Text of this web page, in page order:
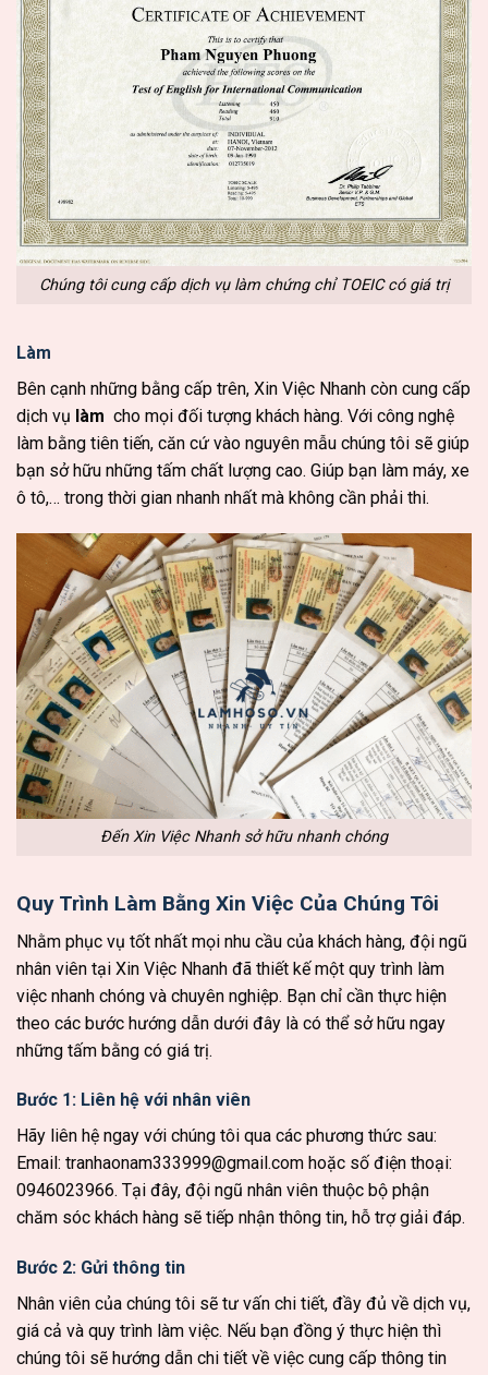
Chúng tôi cung cấp dịch vụ làm chứng chỉ TOEIC có giá trị
Làm
Bên cạnh những bằng cấp trên, Xin Việc Nhanh còn cung cấp
dịch vụ làm cho mọi đối tượng khách hàng. Với công nghệ
làm bằng tiên tiến, căn cứ vào nguyên mẫu chúng tôi sẽ giúp
bạn sở hữu những tấm chất lượng cao. Giúp bạn làm máy, xe
ô tô,… trong thời gian nhanh nhất mà không cần phải thi.
Đến Xin Việc Nhanh sở hữu nhanh chóng
Quy Trình Làm Bằng Xin Việc Của Chúng Tôi
Nhằm phục vụ tốt nhất mọi nhu cầu của khách hàng, đội ngũ
nhân viên tại Xin Việc Nhanh đã thiết kế một quy trình làm
việc nhanh chóng và chuyên nghiệp. Bạn chỉ cần thực hiện
theo các bước hướng dẫn dưới đây là có thể sở hữu ngay
những tấm bằng có giá trị.
Bước 1: Liên hệ với nhân viên
Hãy liên hệ ngay với chúng tôi qua các phương thức sau:
Email: tranhaonam333999@gmail.com hoặc số điện thoại:
0946023966. Tại đây, đội ngũ nhân viên thuộc bộ phận
chăm sóc khách hàng sẽ tiếp nhận thông tin, hỗ trợ giải đáp.
Bước 2: Gửi thông tin
Nhân viên của chúng tôi sẽ tư vấn chi tiết, đầy đủ về dịch vụ,
giá cả và quy trình làm việc. Nếu bạn đồng ý thực hiện thì
chúng tôi sẽ hướng dẫn chi tiết về việc cung cấp thông tin